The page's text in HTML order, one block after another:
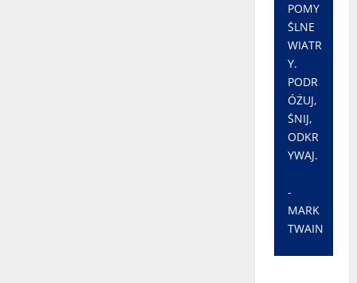
POMY
ŚLNE
WIATR
Y.
PODR
ÓŻUJ,
ŚNIJ,
ODKR
YWAJ.
-
MARK
TWAIN